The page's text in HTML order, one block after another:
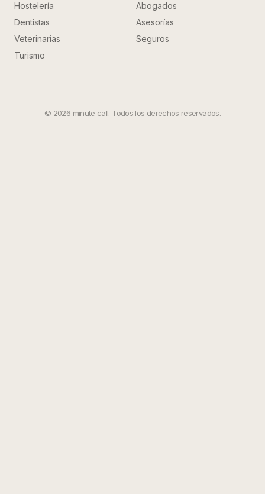
Hostelería
Abogados
Dentistas
Asesorías
Veterinarias
Seguros
Turismo
© 2026 minute call. Todos los derechos reservados.